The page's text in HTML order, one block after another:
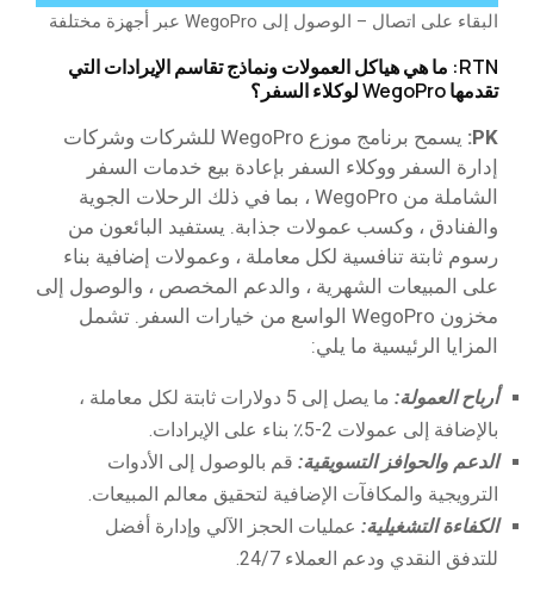
البقاء على اتصال – الوصول إلى WegoPro عبر أجهزة مختلفة
RTN: ما هي هياكل العمولات ونماذج تقاسم الإيرادات التي
تقدمها WegoPro لوكلاء السفر؟
PK:
يسمح برنامج موزع WegoPro للشركات وشركات
إدارة السفر ووكلاء السفر بإعادة بيع خدمات السفر
الشاملة من WegoPro ، بما في ذلك الرحلات الجوية
والفنادق ، وكسب عمولات جذابة. يستفيد البائعون من
رسوم ثابتة تنافسية لكل معاملة ، وعمولات إضافية بناء
على المبيعات الشهرية ، والدعم المخصص ، والوصول إلى
مخزون WegoPro الواسع من خيارات السفر. تشمل
المزايا الرئيسية ما يلي:
أرباح العمولة:
ما يصل إلى 5 دولارات ثابتة لكل معاملة ،
بالإضافة إلى عمولات 2-5٪ بناء على الإيرادات.
الدعم والحوافز التسويقية: قم بالوصول إلى الأدوات
الترويجية والمكافآت الإضافية لتحقيق معالم المبيعات.
الكفاءة التشغيلية: عمليات الحجز الآلي وإدارة أفضل
للتدفق النقدي ودعم العملاء 24/7.